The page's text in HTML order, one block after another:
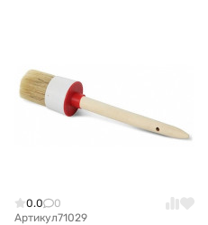
0.0
0
Артикул71029